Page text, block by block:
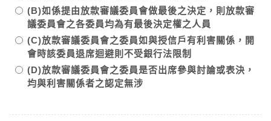
(B)如係提由放款審議委員會做最後之決定，則放款審
議委員會之各委員均為有最後決定權之人員
(C)放款審議委員會之委員如與授信戶有利害關係，開
會時該委員退席迴避則不受銀行法限制
(D)放款審議委員會之委員是否出席參與討論或表決，
均與利害關係者之認定無涉